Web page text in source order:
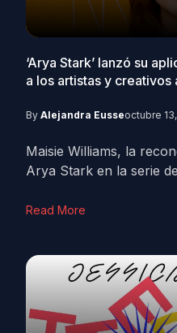
‘Arya Stark’ lanzó su
a los artistas y
By Alejandra Eusseoctubre
Maisie Williams, la
Arya Stark en la serie
Read More